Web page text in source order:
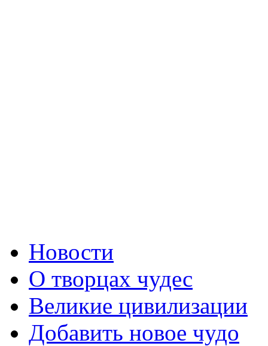
Новости
О творцах чудес
Великие цивилизации
Добавить новое чудо